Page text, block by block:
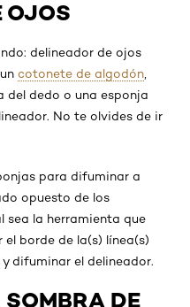
OJOS
delineador de ojos
cotonete de algodón
del dedo o una esponja
No te olvides de ir
para difuminar a
opuesto de los
sea la herramienta que
borde de la(s) línea(s)
difuminar el delineador.
DE